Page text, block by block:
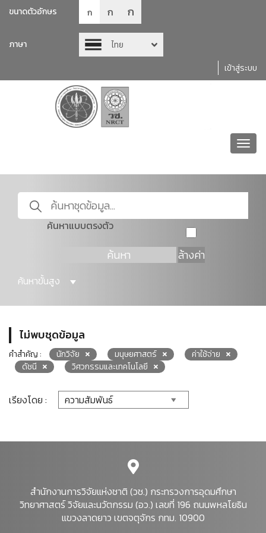
ขนาดตัวอักษร ก ก ก
ภาษา
ไทย
เข้าสู่ระบบ
ค้นหาแบบตรงตัว
ค้นหา ล้างค่า
ค้นหาขั้นสูง
ไม่พบชุดข้อมูล
คำสำคัญ : นักวิจัย มนุษยศาสตร์
ค่าใช้จ่าย
ดัชนี
วิศวกรรมและเทคโนโลยี
เรียงโดย :
สำนักงานการวิจัยแห่งชาติ (วช.) กระทรวงการอุดมศึกษา
วิทยาศาสตร์ วิจัยและนวัตกรรม (อว.) เลขที่ 196 ถนนพหลโยธิน
แขวงลาดยาว เขตจตุจักร กทม. 10900